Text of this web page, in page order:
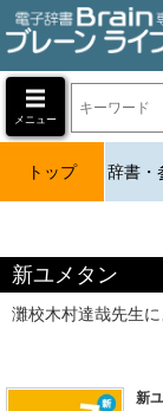
メニュー
トップ 辞書・
新ユメタン
灘校木村達哉先生
新